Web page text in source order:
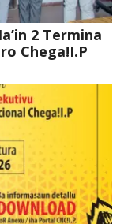
2 Termina
Chega!I.P